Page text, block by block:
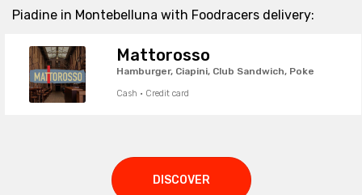
Piadine in Montebelluna with Foodracers delivery:
Mattorosso
Hamburger, Ciapini, Club Sandwich, Poke
Cash · Credit card
DISCOVER